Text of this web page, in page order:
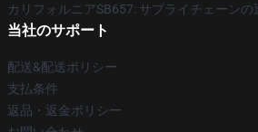
カリフォルニアSB657: サプライチェーンの
当社のサポート
配送&配送ポリシー
支払条件
返品・返金ポリシー